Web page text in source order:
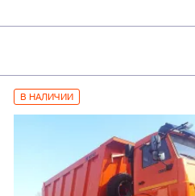
В НАЛИЧИИ